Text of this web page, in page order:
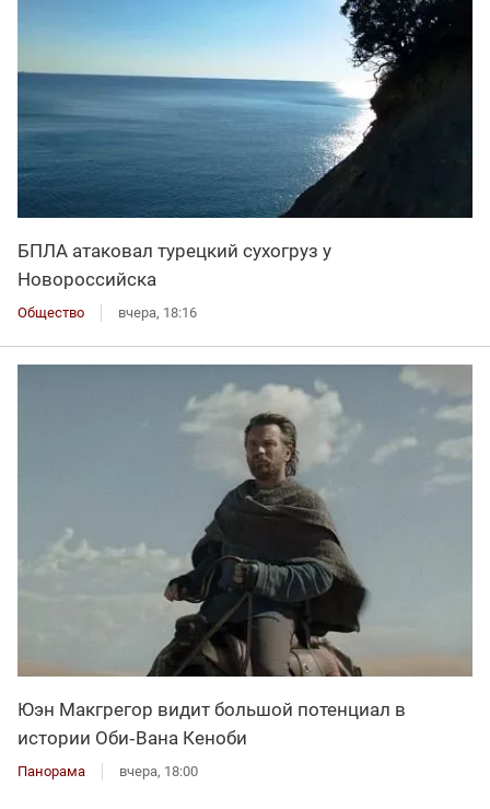
БПЛА атаковал турецкий сухогруз у
Новороссийска
Общество вчера, 18:16
Юэн Макгрегор видит большой потенциал в
истории Оби‑Вана Кеноби
Панорама вчера, 18:00